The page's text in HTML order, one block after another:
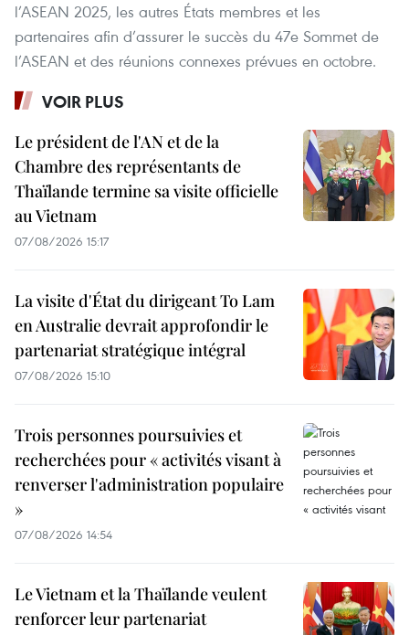
l’ASEAN 2025, les autres États membres et les
partenaires afin d’assurer le succès du 47e Sommet de
l’ASEAN et des réunions connexes prévues en octobre.
VOIR PLUS
Le président de l'AN et de la
Chambre des représentants de
Thaïlande termine sa visite officielle
au Vietnam
07/08/2026 15:17
La visite d'État du dirigeant To Lam
en Australie devrait approfondir le
partenariat stratégique intégral
07/08/2026 15:10
Trois personnes poursuivies et
recherchées pour « activités visant à
renverser l'administration populaire
»
07/08/2026 14:54
Le Vietnam et la Thaïlande veulent
renforcer leur partenariat